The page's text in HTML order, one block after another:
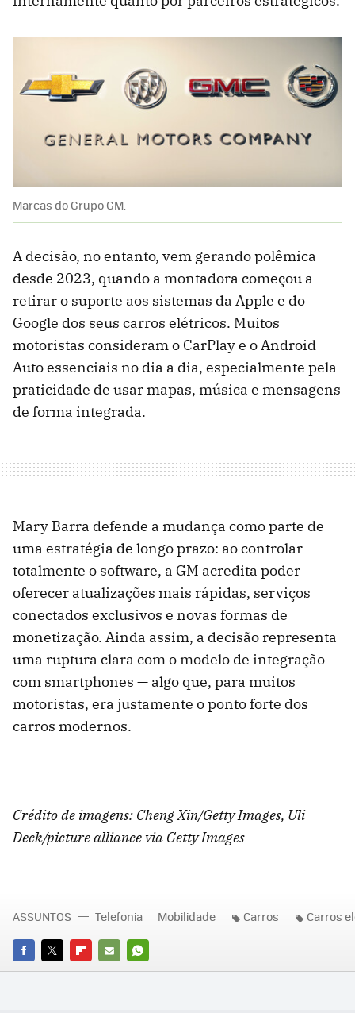
Marcas do Grupo GM.
A decisão, no entanto, vem gerando polêmica
desde 2023, quando a montadora começou a
retirar o suporte aos sistemas da Apple e do
Google dos seus carros elétricos. Muitos
motoristas consideram o CarPlay e o Android
Auto essenciais no dia a dia, especialmente pela
praticidade de usar mapas, música e mensagens
de forma integrada.
Mary Barra defende a mudança como parte de
uma estratégia de longo prazo: ao controlar
totalmente o software, a GM acredita poder
oferecer atualizações mais rápidas, serviços
conectados exclusivos e novas formas de
monetização. Ainda assim, a decisão representa
uma ruptura clara com o modelo de integração
com smartphones — algo que, para muitos
motoristas, era justamente o ponto forte dos
carros modernos.
Crédito de imagens: Cheng Xin/Getty Images, Uli
Deck/picture alliance via Getty Images
FACEBOOK
TWITTERFLIPBOARD
E-
WHATSAPP
ASSUNTOS Telefonia Mobilidade Carros Carros